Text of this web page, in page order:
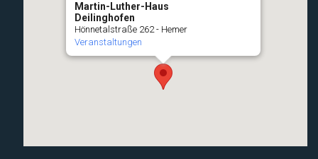
Martin-Luther-Haus
Deilinghofen
Hönnetalstraße 262 - Hemer
Veranstaltungen